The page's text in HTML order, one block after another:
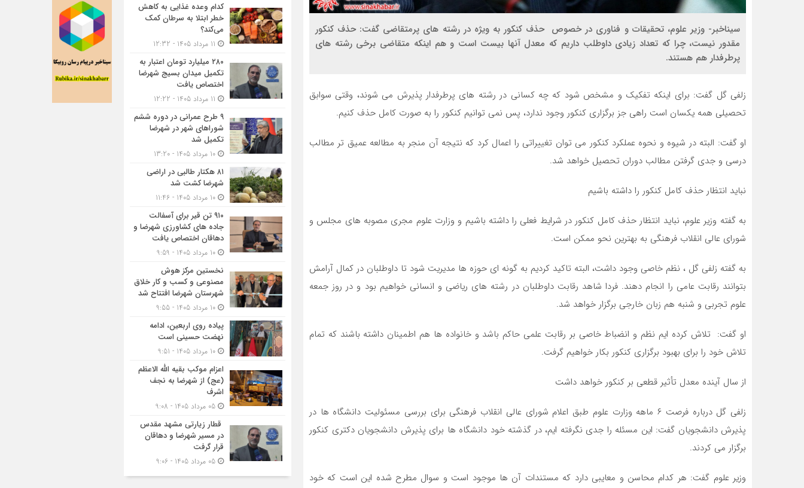
سیناخبر- وزیر علوم، تحقیقات و فناوری در خصوص حذف کنکور به ویژه در رشته های پرمتقاضی گفت: حذف کنکور
مقدور نیست، چرا که تعداد زیادی داوطلب داریم که معدل آنها بیست است و هم اینکه متقاضی برخی رشته های
پرطرفدار هم هستند.
زلفی گل گفت: برای اینکه تفکیک و مشخص شود که چه کسانی در رشته های پرطرفدار پذیرش می شوند، وقتی سوابق
تحصیلی همه یکسان است راهی جز برگزاری کنکور وجود ندارد، پس نمی توانیم کنکور را به صورت کامل حذف کنیم.
او گفت: البته در شیوه و نحوه عملکرد کنکور می توان تغییراتی را اعمال کرد که نتیجه آن منجر به مطالعه عمیق تر مطالب
درسی و جدی گرفتن مطالب دوران تحصیل خواهد شد.
نباید انتظار حذف کامل کنکور را داشته باشیم
به گفته وزیر علوم، نباید انتظار حذف کامل کنکور در شرایط فعلی را داشته باشیم و وزارت علوم مجری مصوبه های مجلس و
شورای عالی انقلاب فرهنگی به بهترین نحو ممکن است.
به گفته زلفی گل ، نظم خاصی وجود داشت، البته تاکید کردیم به گونه ای حوزه ها مدیریت شود تا داوطلبان در کمال آرامش
بتوانند رقابت عامی را انجام دهند. فردا شاهد رقابت داوطلبان در رشته های ریاضی و انسانی خواهیم بود و در روز جمعه
علوم تجربی و شنبه هم زبان خارجی برگزار خواهد شد.
او گفت: تلاش کرده ایم نظم و انضباط خاصی بر رقابت علمی حاکم باشد و خانواده ها هم اطمینان داشته باشند که تمام
تلاش خود را برای بهبود برگزاری کنکور بکار خواهیم گرفت.
از سال آینده معدل تأثیر قطعی بر کنکور خواهد داشت
زلفی گل درباره فرصت ۶ ماهه وزارت علوم طبق اعلام شورای عالی انقلاب فرهنگی برای بررسی مسئولیت دانشگاه ها در
پذیرش دانشجویان گفت: این مسئله را جدی نگرفته ایم، در گذشته خود دانشگاه ها برای پذیرش دانشجویان دکتری کنکور
برگزار می کردند.
وزیر علوم گفت: هر کدام محاسن و معایبی دارد که مستندات آن ها موجود است و سوال مطرح شده این است که خود
کدام وعده غذایی به کاهش
خطر ابتلا به سرطان کمک
می‌کند؟
۲۸۰ میلیارد تومان اعتبار به
تکمیل میدان بسیج شهرضا
اختصاص یافت
۹ طرح عمرانی در دوره ششم
شوراهای شهر در شهرضا
تکمیل شد
۸۱ هکتار طالبی در اراضی
شهرضا کشت شد
۹۱۰ تن قیر برای آسفالت
جاده های کشاورزی شهرضا و
دهاقان اختصاص یافت
نخستین مرکز هوش
مصنوعی و کسب‌ و کار خلاق
شهرستان شهرضا افتتاح شد
پیاده روی اربعین، ادامه
نهضت حسینی است
اعزام موکب بقیه الله الاعظم
(عج) از شهرضا به نجف
اشرف
قطار زیارتی مشهد مقدس
در مسیر شهرضا و دهاقان
قرار گرفت